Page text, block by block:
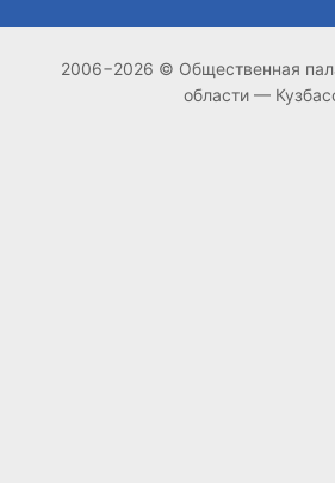
2006−2026 © Общественная
области —